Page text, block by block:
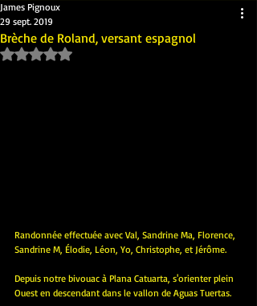
Brèche de Roland, versant espagnol
James Pignoux
29 sept. 2019
Noté NaN étoiles sur 5.
Randonnée effectuée avec Val, Sandrine Ma, Florence,
Sandrine M, Élodie, Léon, Yo, Christophe, et Jérôme.
Depuis notre bivouac à Plana Catuarta, s'orienter plein
Ouest en descendant dans le vallon de Aguas Tuertas.